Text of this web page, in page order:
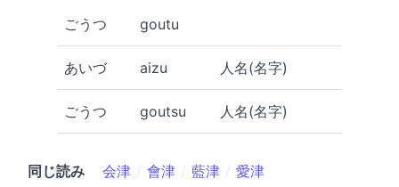
ごうつ goutu
あいづ aizu 人名(名字)
ごうつ goutsu 人名(名字)
同じ読み 会津 會津 藍津 愛津